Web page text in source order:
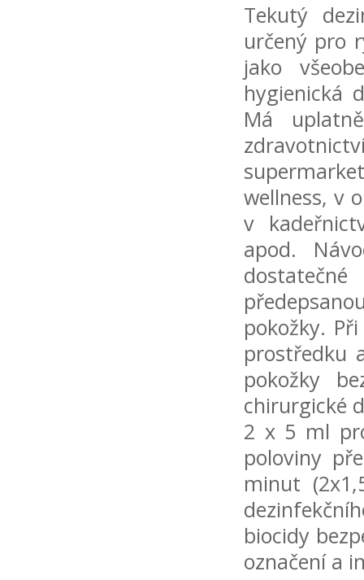
Tekutý
určený pro
jako
hygienická
Má
wellness, v
v
apod.
pokožky.
prostředku
pokožky
chirurgické
2 x 5 ml
poloviny
minut
biocidy
označení a